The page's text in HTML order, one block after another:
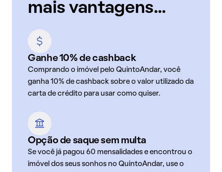
mais vantagens...
Ganhe 10% de cashback
Comprando o imóvel pelo QuintoAndar, você
ganha 10% de cashback sobre o valor utilizado da
carta de crédito para usar como quiser.
Opção de saque sem multa
Se você já pagou 60 mensalidades e encontrou o
imóvel dos seus sonhos no QuintoAndar, use o